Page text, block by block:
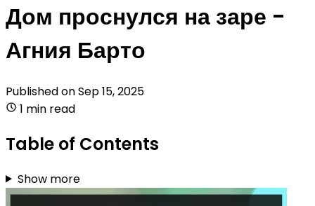
Дом проснулся на заре -
Агния Барто
Published onSep 15, 2025
1 min read
Table of Contents
Show more